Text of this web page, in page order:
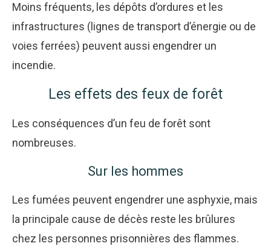
Moins fréquents, les dépôts d’ordures et les
infrastructures (lignes de transport d’énergie ou de
voies ferrées) peuvent aussi engendrer un
incendie.
Les effets des feux de forêt
Les conséquences d’un feu de forêt sont
nombreuses.
Sur les hommes
Les fumées peuvent engendrer une asphyxie, mais
la principale cause de décès reste les brûlures
chez les personnes prisonnières des flammes.